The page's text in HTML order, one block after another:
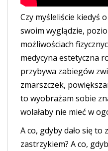
Czy myśleliście kiedyś
swoim wyglądzie,
możliwościach
medycyna estetyczna
przybywa zabiegów
zmarszczek,
to wyobrażam sobie
wolałaby nie mieć w
A co, gdyby dało się
zastrzykiem? A co,